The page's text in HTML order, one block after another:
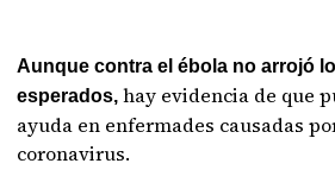
Aunque contra el ébola no arrojó
esperados, hay evidencia de que
ayuda en enfermades causadas
coronavirus.